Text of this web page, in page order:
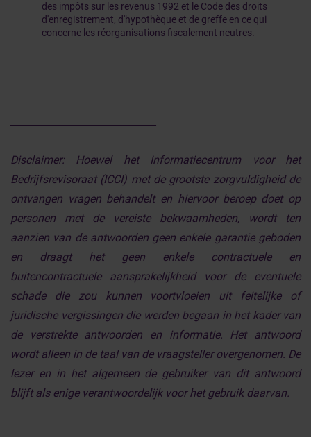
des impôts sur les revenus 1992 et le Code des droits
d'enregistrement, d'hypothèque et de greffe en ce qui
concerne les réorganisations fiscalement neutres.
Disclaimer: Hoewel het Informatiecentrum voor het
Bedrijfsrevisoraat (ICCI) met de grootste zorgvuldigheid de
ontvangen vragen behandelt en hiervoor beroep doet op
personen met de vereiste bekwaamheden, wordt ten
aanzien van de antwoorden geen enkele garantie geboden
en draagt het geen enkele contractuele en
buitencontractuele aansprakelijkheid voor de eventuele
schade die zou kunnen voortvloeien uit feitelijke of
juridische vergissingen die werden begaan in het kader van
de verstrekte antwoorden en informatie. Het antwoord
wordt alleen in de taal van de vraagsteller overgenomen. De
lezer en in het algemeen de gebruiker van dit antwoord
blijft als enige verantwoordelijk voor het gebruik daarvan.